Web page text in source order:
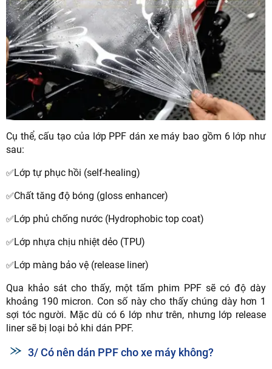
Cụ thể, cấu tạo của lớp PPF dán xe máy bao gồm 6 lớp như
sau:
✅Lớp tự phục hồi (self-healing)
✅Chất tăng độ bóng (gloss enhancer)
✅Lớp phủ chống nước (Hydrophobic top coat)
✅Lớp nhựa chịu nhiệt dẻo (TPU)
✅Lớp màng bảo vệ (release liner)
Qua khảo sát cho thấy, một tấm phim PPF sẽ có độ dày
khoảng 190 micron. Con số này cho thấy chúng dày hơn 1
sợi tóc người. Mặc dù có 6 lớp như trên, nhưng lớp release
liner sẽ bị loại bỏ khi dán PPF.
3/ Có nên dán PPF cho xe máy không?